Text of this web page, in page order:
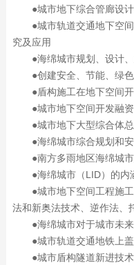
●城市地下综合管廊设
●城市轨道交通地下空
究及应用
●海绵城市规划、设计
●创建安全、节能、绿
●盾构施工在地下空间
●城市地下空间开发融
●城市地下大型综合体
●海绵城市综合规划和
●南方多雨地区海绵城
●海绵城市（LID）的内
●城市地下空间工程施
法和新奥法技术、逆作法、
●海绵城市对于城市未
●城市轨道交通地铁上
●城市盾构隧道新进技